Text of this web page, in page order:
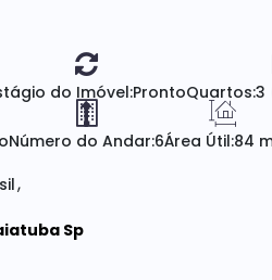
do Imóvel:ProntoQuartos:3
Número do Andar:6Área Útil:84
Sp